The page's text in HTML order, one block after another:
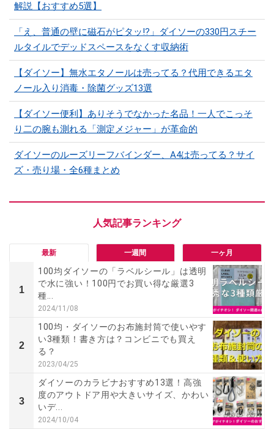
解説【おすすめ5選】
「え、普通の壁に磁石がピタッ!?」ダイソーの330円スチー
ルタイルでデッドスペースをなくす収納術
【ダイソー】無水エタノールは売ってる？代用できるエタ
ノール入り消毒・除菌グッズ13選
【ダイソー便利】ありそうでなかった名品！一人でこっそ
り二の腕も測れる「測定メジャー」が革命的
ダイソーのルーズリーフバインダー、A4は売ってる？サイ
ズ・売り場・全6種まとめ
最新 一週間 一ヶ月
1
100均ダイソーの「ラベルシール」は透明
で水に強い！100円でお買い得な厳選3
種...
2024/11/08
2
100均・ダイソーのお布施封筒で使いやす
い3種類！書き方は？コンビニでも買え
る？
2023/04/25
3
ダイソーのカラビナおすすめ13選！高強
度のアウトドア用や大きいサイズ、かわい
いデ...
2024/10/04